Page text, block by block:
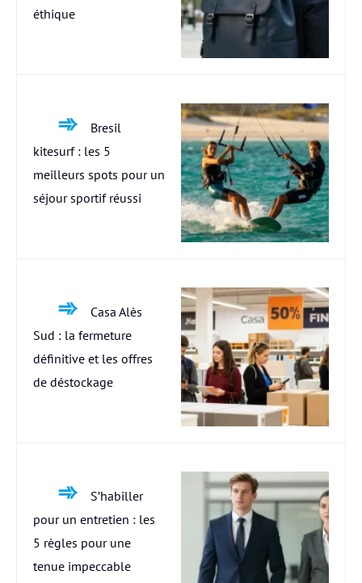
éthique
Bresil
kitesurf : les 5
meilleurs spots pour un
séjour sportif réussi
Casa Alès
Sud : la fermeture
définitive et les offres
de déstockage
S’habiller
pour un entretien : les
5 règles pour une
tenue impeccable